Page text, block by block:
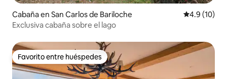
Cabaña en San Carlos de Bariloche Calificación
4.9 (10)
Exclusiva cabaña sobre el lago
Favorito entre huéspedes
Favorito entre huéspedes